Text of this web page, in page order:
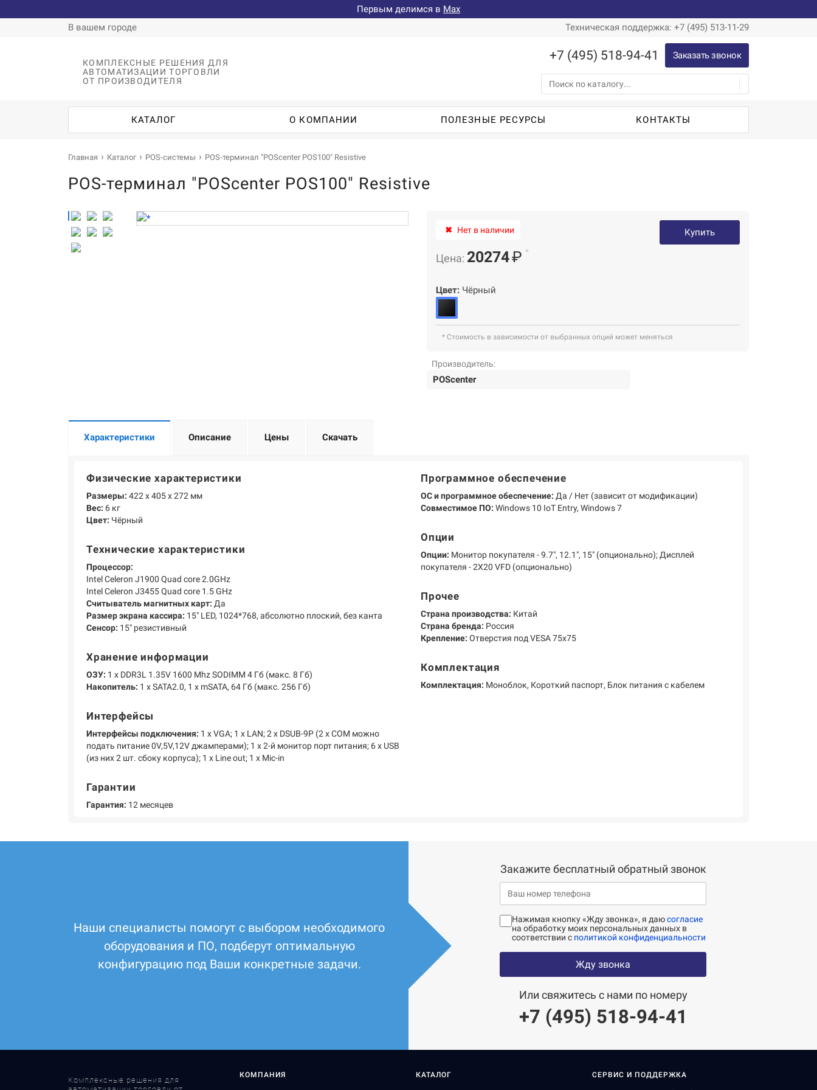
Первым делимся в Max
В вашем городе
Техническая поддержка: +7 (495) 513-11-29
КОМПЛЕКСНЫЕ РЕШЕНИЯ ДЛЯ
АВТОМАТИЗАЦИИ ТОРГОВЛИ
ОТ ПРОИЗВОДИТЕЛЯ
+7 (495) 518-94-41 Заказать звонок
КАТАЛОГ О КОМПАНИИ ПОЛЕЗНЫЕ РЕСУРСЫ КОНТАКТЫ
Главная Каталог POS-системы POS-терминал "POScenter POS100" Resistive
POS-терминал "POScenter POS100" Resistive
Купить
✖ Нет в наличии
Цена: 20274₽ *
Цвет: Чёрный
* Стоимость в зависимости от выбранных опций может меняться
Производитель:
POScenter
Характеристики Описание Цены Скачать
Физические характеристики
Размеры: 422 х 405 х 272 мм
Вес: 6 кг
Цвет: Чёрный
Технические характеристики
Процессор:
Intel Celeron J1900 Quad core 2.0GHz
Intel Celeron J3455 Quad core 1.5 GHz
Считыватель магнитных карт: Да
Размер экрана кассира: 15" LED, 1024*768, абсолютно плоский, без канта
Сенсор: 15" резистивный
Хранение информации
ОЗУ: 1 х DDR3L 1.35V 1600 Mhz SODIMM 4 Гб (макс. 8 Гб)
Накопитель: 1 х SATA2.0, 1 х mSATA, 64 Гб (макс. 256 Гб)
Интерфейсы
Интерфейсы подключения: 1 х VGA; 1 х LAN; 2 х DSUB-9P (2 х COM можно
подать питание 0V,5V,12V джамперами); 1 х 2-й монитор порт питания; 6 х USB
(из них 2 шт. сбоку корпуса); 1 х Line out; 1 х Mic-in
Гарантии
Гарантия: 12 месяцев
Программное обеспечение
ОС и программное обеспечение: Да / Нет (зависит от модификации)
Совместимое ПО: Windows 10 IoT Entry, Windows 7
Опции
Опции: Монитор покупателя - 9.7", 12.1", 15" (опционально); Дисплей
покупателя - 2X20 VFD (опционально)
Прочее
Страна производства: Китай
Страна бренда: Россия
Крепление: Отверстия под VESA 75x75
Комплектация
Комплектация: Моноблок, Короткий паспорт, Блок питания с кабелем
Наши специалисты помогут с выбором необходимого
оборудования и ПО, подберут оптимальную
конфигурацию под Ваши конкретные задачи.
Закажите бесплатный обратный звонок
Нажимая кнопку «Жду звонка», я даюсогласие
на обработку моих персональных данных в
соответствии с политикой конфиденциальности
Жду звонка
Или свяжитесь с нами по номеру
+7 (495) 518-94-41
Комплексные решения для
КОМПАНИЯ КАТАЛОГ СЕРВИС И ПОДДЕРЖКА